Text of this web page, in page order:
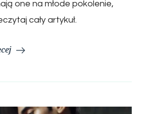
one na młode pokolenie,
cały artykuł.